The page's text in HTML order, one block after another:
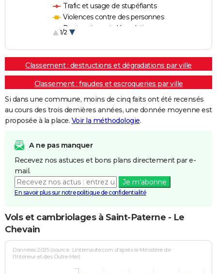
Trafic et usage de stupéfiants
Violences contre des personnes
Destructions et dégradations
1/2
Classement : destructions et dégradations par ville
Classement : fraudes et escroqueries par ville
Si dans une commune, moins de cinq faits ont été recensés
au cours des trois dernières années, une donnée moyenne est
proposée à la place. Voir la méthodologie.
A ne pas manquer
Recevez nos astuces et bons plans directement par e-
mail.
Je m'abonne
En savoir plus sur notre politique de confidentialité
Vols et cambriolages à Saint-Paterne - Le
Chevain
Données 2025 (source : Linternaute.com d'après le Ministère de
l'Intérieur et des Outre-Mer)